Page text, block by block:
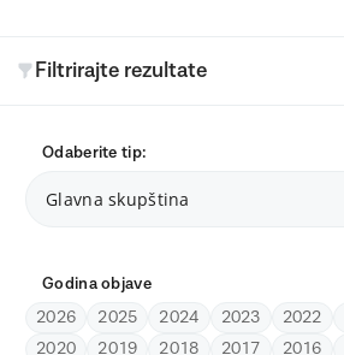
Filtrirajte rezultate
Odaberite tip:
Glavna skupština
Godina objave
2026
2025 2024 2023 2022
2020
2019 2018 2017 2016